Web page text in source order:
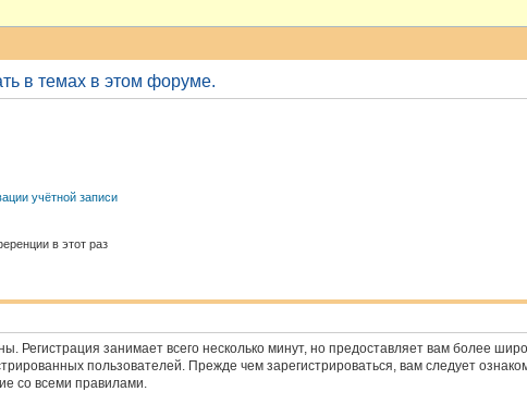
в темах в этом форуме.
учётной записи
в этот раз
Регистрация занимает всего несколько минут, но предоставляет вам более
пользователей. Прежде чем зарегистрироваться, вам следует
со всеми правилами.